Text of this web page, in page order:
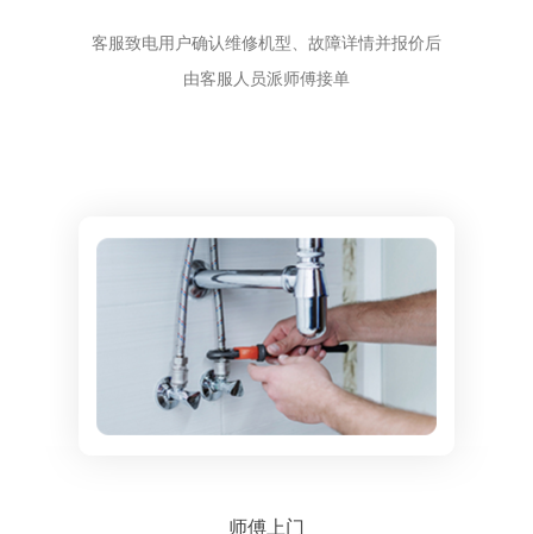
客服致电用户确认维修机型、故障详情并报价后
由客服人员派师傅接单
师傅上门